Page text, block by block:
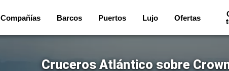
Compañías Barcos Puertos Lujo Ofertas
Cruceros Atlántico sobre